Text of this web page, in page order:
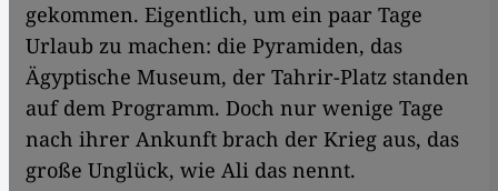
gekommen. Eigentlich, um ein paar Tage
Urlaub zu machen: die Pyramiden, das
Ägyptische Museum, der Tahrir-Platz standen
auf dem Programm. Doch nur wenige Tage
nach ihrer Ankunft brach der Krieg aus, das
große Unglück, wie Ali das nennt.